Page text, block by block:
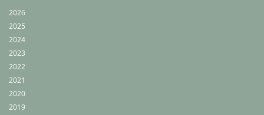
2026
2025
2024
2023
2022
2021
2020
2019